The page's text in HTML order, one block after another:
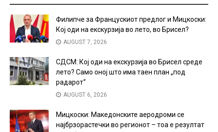
Филипче за Францускиот предлог и Мицкоски:
Кој оди на екскурзија во лето, во Брисел?
AUGUST 7, 2026
СДСМ: Кој оди на екскурзија во Брисел среде
лето? Само оној што има таен план „под
радарот“
AUGUST 6, 2026
Мицкоски: Македонските аеродроми се
најбрзорастечки во регионот – тоа е резултат